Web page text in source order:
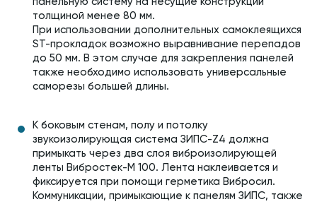
толщиной менее 80 мм.
При использовании дополнительных самоклеящихся
ST-прокладок возможно выравнивание перепадов
до 50 мм. В этом случае для закрепления панелей
также необходимо использовать универсальные
саморезы большей длины.
К боковым стенам, полу и потолку
звукоизолирующая система ЗИПС-Z4 должна
примыкать через два слоя виброизолирующей
ленты Вибростек-М 100. Лента наклеивается и
фиксируется при помощи герметика Вибросил.
Коммуникации, примыкающие к панелям ЗИПС, также